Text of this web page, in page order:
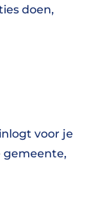
doen,
voor je
gemeente,